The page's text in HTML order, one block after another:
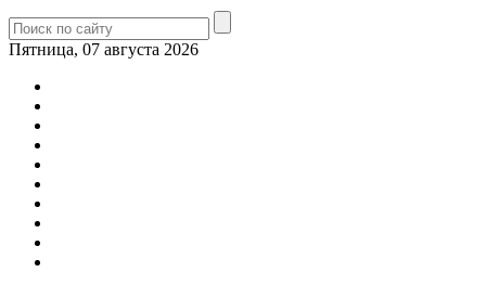
Пятница, 07 августа 2026